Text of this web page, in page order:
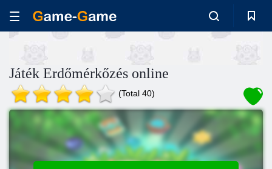
Játék Erdőmérkőzés online
(Total 40)